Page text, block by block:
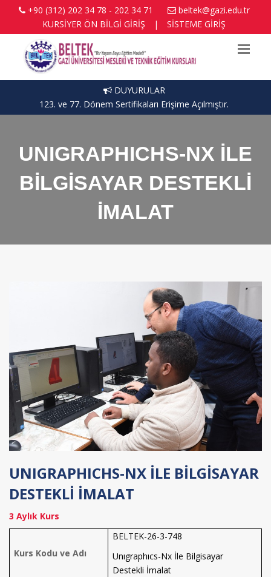
+90 (312) 202 34 78 - 202 34 71
beltek@gazi.edu.tr
KURSİYER ÖN BİLGİ GİRİŞ
| SİSTEME GİRİŞ
DUYURULAR
123. ve 77. Dönem Sertifikaları Erişime Açılmıştır.
UNIGRAPHICHS-NX İLE
BİLGİSAYAR DESTEKLİ
İMALAT
UNIGRAPHICHS-NX İLE BİLGİSAYAR
DESTEKLİ İMALAT
3 Aylık Kurs
Kurs Kodu ve Adı
BELTEK-26-3-748
Unıgraphıcs-Nx İle Bilgisayar
Destekli İmalat